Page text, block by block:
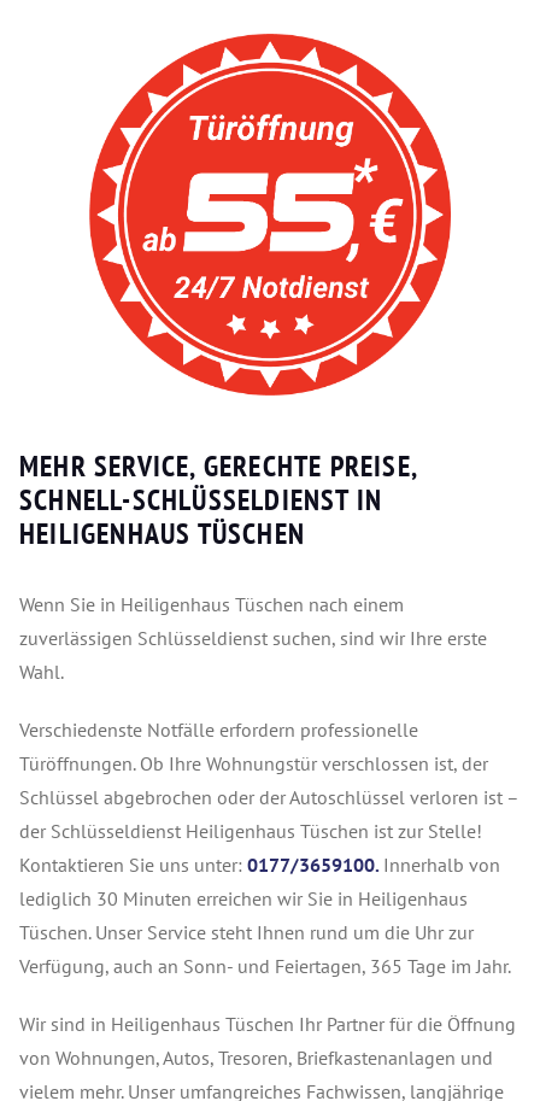
MEHR SERVICE, GERECHTE PREISE,
SCHNELL-SCHLÜSSELDIENST IN
HEILIGENHAUS TÜSCHEN
Wenn Sie in Heiligenhaus Tüschen nach einem
zuverlässigen Schlüsseldienst suchen, sind wir Ihre erste
Wahl.
Verschiedenste Notfälle erfordern professionelle
Türöffnungen. Ob Ihre Wohnungstür verschlossen ist, der
Schlüssel abgebrochen oder der Autoschlüssel verloren ist –
der Schlüsseldienst Heiligenhaus Tüschen ist zur Stelle!
Kontaktieren Sie uns unter: 0177/3659100. Innerhalb von
lediglich 30 Minuten erreichen wir Sie in Heiligenhaus
Tüschen. Unser Service steht Ihnen rund um die Uhr zur
Verfügung, auch an Sonn- und Feiertagen, 365 Tage im Jahr.
Wir sind in Heiligenhaus Tüschen Ihr Partner für die Öffnung
von Wohnungen, Autos, Tresoren, Briefkastenanlagen und
vielem mehr. Unser umfangreiches Fachwissen, langjährige